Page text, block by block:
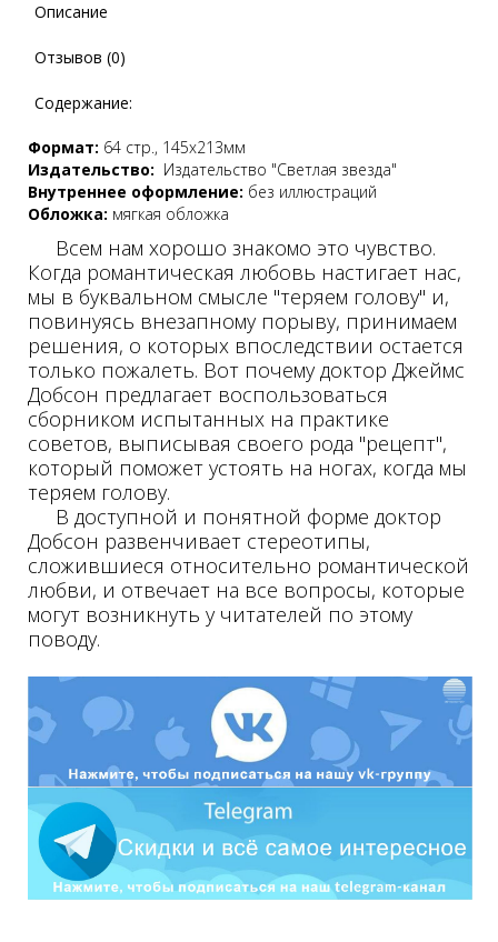
Описание
Отзывов (0)
Содержание:
Формат: 64 стр., 145х213мм
Издательство: Издательство "Светлая звезда"
Внутреннее оформление: без иллюстраций
Обложка: мягкая обложка
Всем нам хорошо знакомо это чувство.
Когда романтическая любовь настигает нас,
мы в буквальном смысле "теряем голову" и,
повинуясь внезапному порыву, принимаем
решения, о которых впоследствии остается
только пожалеть. Вот почему доктор Джеймс
Добсон предлагает воспользоваться
сборником испытанных на практике
советов, выписывая своего рода "рецепт",
который поможет устоять на ногах, когда мы
теряем голову.
В доступной и понятной форме доктор
Добсон развенчивает стереотипы,
сложившиеся относительно романтической
любви, и отвечает на все вопросы, которые
могут возникнуть у читателей по этому
поводу.